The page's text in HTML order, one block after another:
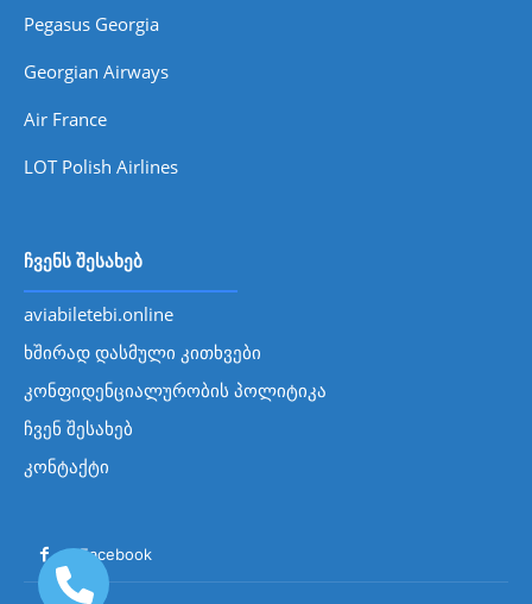
Pegasus Georgia
Georgian Airways
Air France
LOT Polish Airlines
ჩვენს შესახებ
aviabiletebi.online
ხშირად დასმული კითხვები
კონფიდენციალურობის პოლიტიკა
ჩვენ შესახებ
კონტაქტი
Facebook